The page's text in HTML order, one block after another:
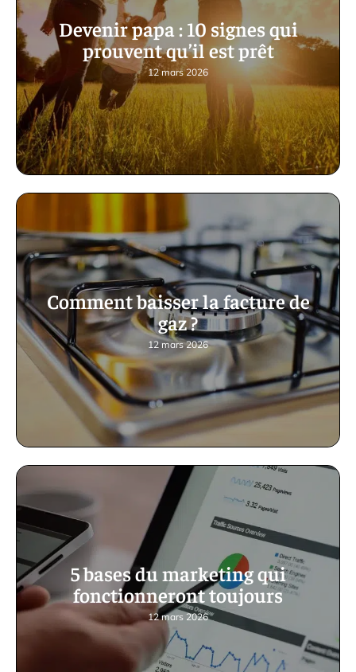
Devenir papa : 10 signes qui
prouvent qu’il est prêt
12 mars 2026
Comment baisser la facture de
gaz ?
12 mars 2026
5 bases du marketing qui
fonctionneront toujours
12 mars 2026